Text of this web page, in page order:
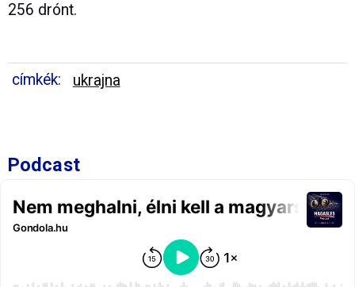
256 drónt.
címkék: ukrajna
Podcast